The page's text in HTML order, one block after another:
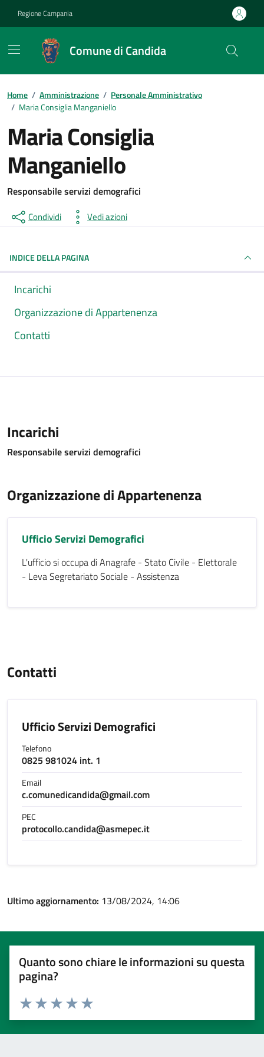
Regione Campania
Comune di Candida
Home / Amministrazione / Personale Amministrativo
/ Maria Consiglia Manganiello
Maria Consiglia
Manganiello
Responsabile servizi demografici
Condividi Vedi azioni
INDICE DELLA PAGINA
Incarichi
Organizzazione di Appartenenza
Contatti
Incarichi
Responsabile servizi demografici
Organizzazione di Appartenenza
Ufficio Servizi Demografici
L'ufficio si occupa di Anagrafe - Stato Civile - Elettorale
- Leva Segretariato Sociale - Assistenza
Contatti
Ufficio Servizi Demografici
Telefono
0825 981024 int. 1
Email
c.comunedicandida@gmail.com
PEC
protocollo.candida@asmepec.it
Ultimo aggiornamento: 13/08/2024, 14:06
Quanto sono chiare le informazioni su questa
pagina?
Valuta 5 stelle su 5
Valuta 4 stelle su 5
Valuta 3 stelle su 5
Valuta 2 stelle su 5
Valuta 1 stelle su 5